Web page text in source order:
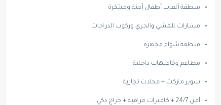
منطقة ألعاب أطفال آمنة ومبتكرة
مسارات للمشي والجري وركوب الدراجات
منطقة شواء مجهزة
مطاعم وكافيهات داخلية
سوبر ماركت + محلات تجارية
أمن 24/7 + كاميرات مراقبة + جراج ذكي